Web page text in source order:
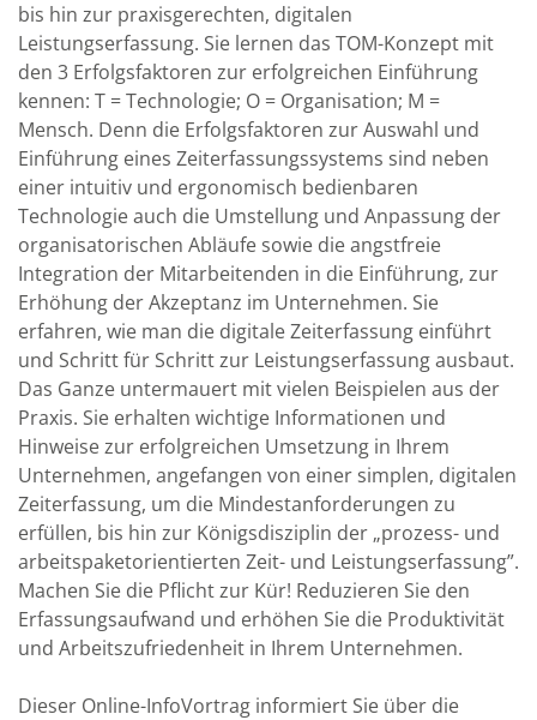
bis hin zur praxisgerechten, digitalen
Leistungserfassung. Sie lernen das TOM-Konzept mit
den 3 Erfolgsfaktoren zur erfolgreichen Einführung
kennen: T = Technologie; O = Organisation; M =
Mensch. Denn die Erfolgsfaktoren zur Auswahl und
Einführung eines Zeiterfassungssystems sind neben
einer intuitiv und ergonomisch bedienbaren
Technologie auch die Umstellung und Anpassung der
organisatorischen Abläufe sowie die angstfreie
Integration der Mitarbeitenden in die Einführung, zur
Erhöhung der Akzeptanz im Unternehmen. Sie
erfahren, wie man die digitale Zeiterfassung einführt
und Schritt für Schritt zur Leistungserfassung ausbaut.
Das Ganze untermauert mit vielen Beispielen aus der
Praxis. Sie erhalten wichtige Informationen und
Hinweise zur erfolgreichen Umsetzung in Ihrem
Unternehmen, angefangen von einer simplen, digitalen
Zeiterfassung, um die Mindestanforderungen zu
erfüllen, bis hin zur Königsdisziplin der „prozess- und
arbeitspaketorientierten Zeit- und Leistungserfassung”.
Machen Sie die Pflicht zur Kür! Reduzieren Sie den
Erfassungsaufwand und erhöhen Sie die Produktivität
und Arbeitszufriedenheit in Ihrem Unternehmen.
Dieser Online-InfoVortrag informiert Sie über die